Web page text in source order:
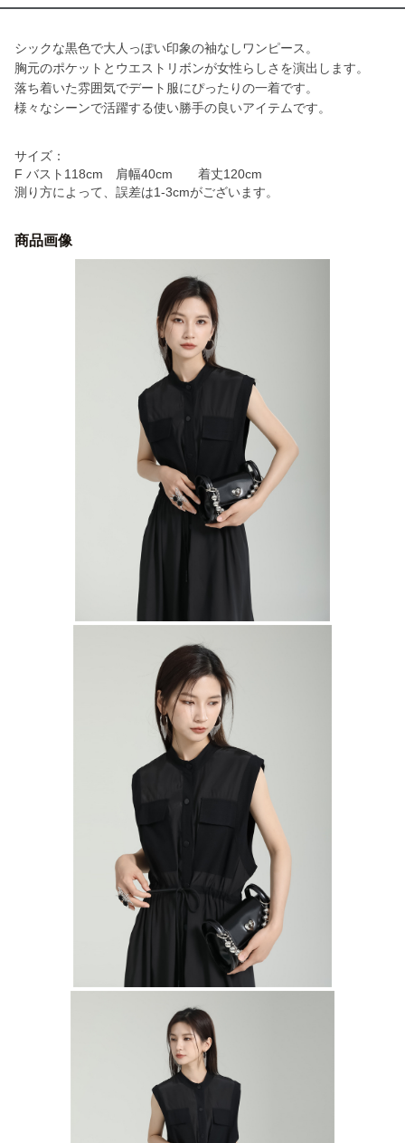
シックな黒色で大人っぽい印象の袖なしワンピース。
胸元のポケットとウエストリボンが女性らしさを演出します。
落ち着いた雰囲気でデート服にぴったりの一着です。
様々なシーンで活躍する使い勝手の良いアイテムです。
サイズ：
F バスト118cm 肩幅40cm 着丈120cm
測り方によって、誤差は1-3cmがございます。
商品画像